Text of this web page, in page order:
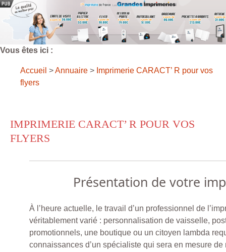
Vous êtes ici :
Accueil >Annuaire > Imprimerie CARACT’ R pour vos
flyers
IMPRIMERIE CARACT’ R POUR VOS
FLYERS
Présentation de votre
À l’heure actuelle, le travail d’un professionnel de
véritablement varié : personnalisation de vaisselle,
promotionnels, une boutique ou un citoyen lambda
connaissances d’un spécialiste qui sera en mesure de